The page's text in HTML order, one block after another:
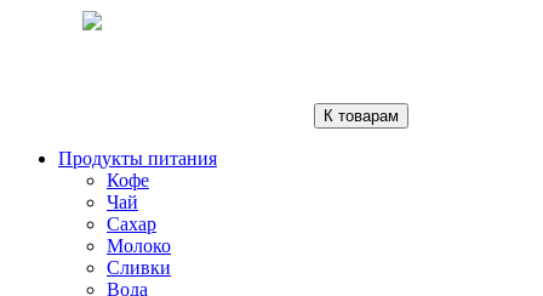
К товарам
Продукты питания
Кофе
Чай
Сахар
Молоко
Сливки
Вода